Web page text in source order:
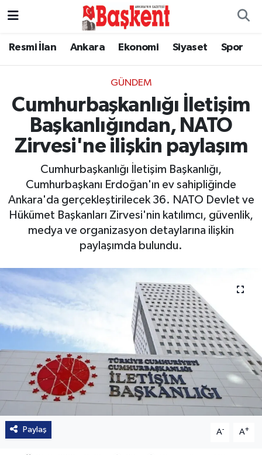
Resmi İlan Ankara Ekonomi Siyaset Spor
GÜNDEM
Cumhurbaşkanlığı İletişim
Başkanlığından, NATO
Zirvesi'ne ilişkin paylaşım
Cumhurbaşkanlığı İletişim Başkanlığı,
Cumhurbaşkanı Erdoğan'ın ev sahipliğinde
Ankara'da gerçekleştirilecek 36. NATO Devlet ve
Hükümet Başkanları Zirvesi'nin katılımcı, güvenlik,
medya ve organizasyon detaylarına ilişkin
paylaşımda bulundu.
Paylaş A- A+